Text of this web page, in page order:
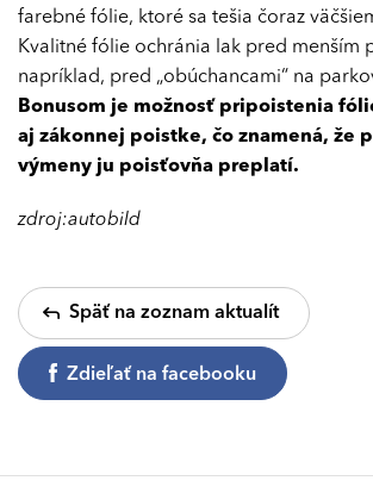
farebné fólie, ktoré sa tešia čoraz
Kvalitné fólie ochránia lak pred menším
napríklad, pred „obúchancami“ na
Bonusom je možnosť pripoistenia
aj zákonnej poistke, čo znamená, že
výmeny ju poisťovňa preplatí.
zdroj:autobild
Späť na zoznam aktualít
Zdieľať na facebooku